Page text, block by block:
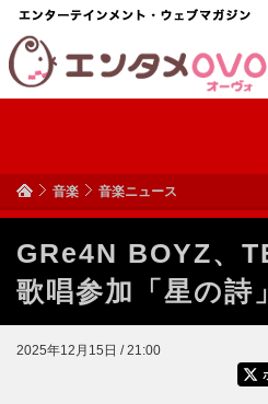
音楽 音楽ニュース
GRe4N BOYZ、
歌唱参加「星の詩
2025年12月15日 / 21:00